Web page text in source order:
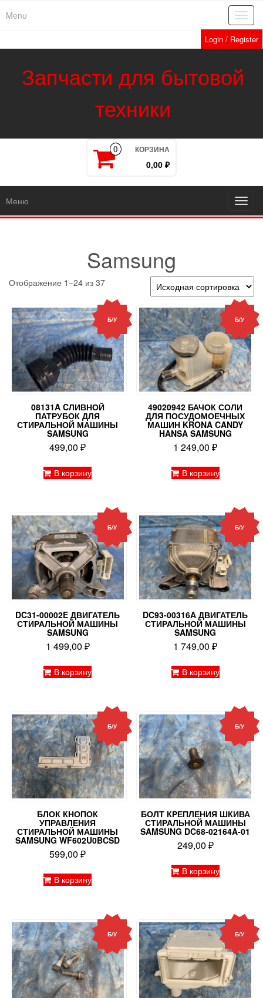
Menu
Login / Register
Запчасти для бытовой
техники
0 КОРЗИНА
0,00 ₽
Меню
Samsung
Отображение 1–24 из 37
Б/У
08131A CЛИВНОЙ
ПАТРУБОК ДЛЯ
СТИРАЛЬНОЙ МАШИНЫ
SAMSUNG
499,00₽
В корзину
Б/У
49020942 БАЧОК СОЛИ
ДЛЯ ПОСУДОМОЕЧНЫХ
МАШИН KRONA CANDY
HANSA SAMSUNG
1 249,00₽
В корзину
Б/У
DC31-00002E ДВИГАТЕЛЬ
СТИРАЛЬНОЙ МАШИНЫ
SAMSUNG
1 499,00 ₽
В корзину
Б/У
DC93-00316A ДВИГАТЕЛЬ
СТИРАЛЬНОЙ МАШИНЫ
SAMSUNG
1 749,00₽
В корзину
Б/У
БЛОК КНОПОК
УПРАВЛЕНИЯ
СТИРАЛЬНОЙ МАШИНЫ
SAMSUNG WF602U0BCSD
599,00₽
В корзину
Б/У
БОЛТ КРЕПЛЕНИЯ ШКИВА
СТИРАЛЬНОЙ МАШИНЫ
SAMSUNG DC68-02164A-01
249,00 ₽
В корзину
Б/У Б/У